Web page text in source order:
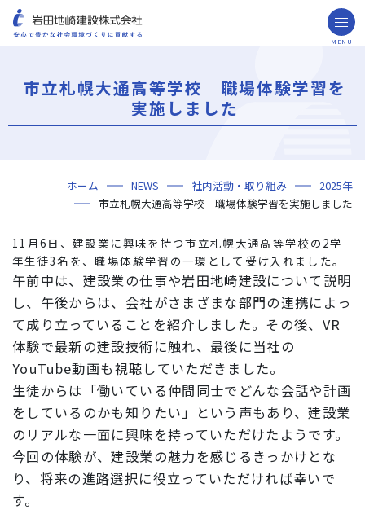
MENU
ごあいさつ
ミッション・ビジョン・社訓
会社概要
組織図
役員一覧
沿革
岩田地崎の歴史
事業所一覧
関連会社
プレスリリース
財務情報
岩田地崎建設のCM
3分でわかる岩田地崎建設
年代から探す
地域別で探す
用途区分から探す
GISマップシステム
Niseko Project
プロジェクトレポート
技術・ソリューション
ソリューション
海外事業
NISEKO PROJECTS
閉じる
市立札幌大通高等学校 職場体験学習を
実施しました
ホーム NEWS 社内活動・取り組み
2025年
市立札幌大通高等学校 職場体験学習を実施しました
11月6日、建設業に興味を持つ市立札幌大通高等学校の2学
年生徒3名を、職場体験学習の一環として受け入れました。
午前中は、建設業の仕事や岩田地崎建設について説明
し、午後からは、会社がさまざまな部門の連携によっ
て成り立っていることを紹介しました。その後、VR
体験で最新の建設技術に触れ、最後に当社の
YouTube動画も視聴していただきました。
生徒からは「働いている仲間同士でどんな会話や計画
をしているのかも知りたい」という声もあり、建設業
のリアルな一面に興味を持っていただけたようです。
今回の体験が、建設業の魅力を感じるきっかけとな
り、将来の進路選択に役立っていただければ幸いで
す。